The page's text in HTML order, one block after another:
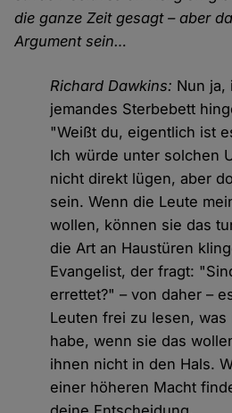
die ganze Zeit gesagt – aber
Argument sein…
Richard Dawkins: Nun ja,
jemandes Sterbebett
"Weißt du, eigentlich ist
Ich würde unter solchen
nicht direkt lügen, aber
sein. Wenn die Leute
wollen, können sie das
die Art an Haustüren
Evangelist, der fragt:
errettet?" – von daher –
Leuten frei zu lesen,
habe, wenn sie das
ihnen nicht in den Hals.
einer höheren Macht